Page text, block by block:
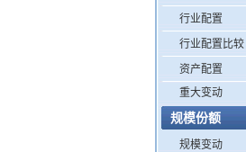
行业配置
行业配置比较
资产配置
重大变动
规模份额
规模变动